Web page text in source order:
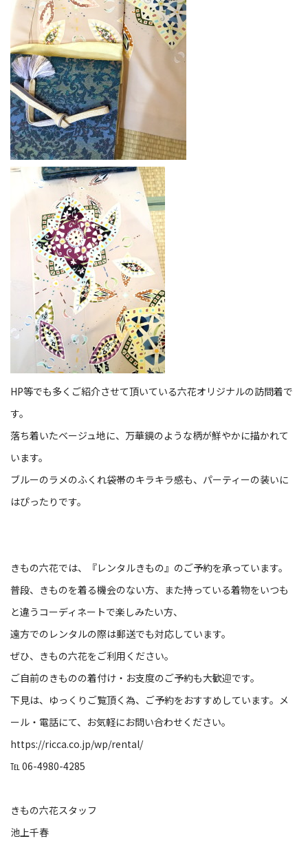
HP等でも多くご紹介させて頂いている六花オリジナルの訪問着で
す。
落ち着いたベージュ地に、万華鏡のような柄が鮮やかに描かれて
います。
ブルーのラメのふくれ袋帯のキラキラ感も、パーティーの装いに
はぴったりです。
きもの六花では、『レンタルきもの』のご予約を承っています。
普段、きものを着る機会のない方、また持っている着物をいつも
と違うコーディネートで楽しみたい方、
遠方でのレンタルの際は郵送でも対応しています。
ぜひ、きもの六花をご利用ください。
ご自前のきものの着付け・お支度のご予約も大歓迎です。
下見は、ゆっくりご覧頂く為、ご予約をおすすめしています。メ
ール・電話にて、お気軽にお問い合わせください。
https://ricca.co.jp/wp/rental/
℡ 06-4980-4285
きもの六花スタッフ
池上千春